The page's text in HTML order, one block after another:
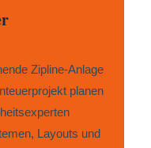
Zipline-Anlage
planen
Layouts und